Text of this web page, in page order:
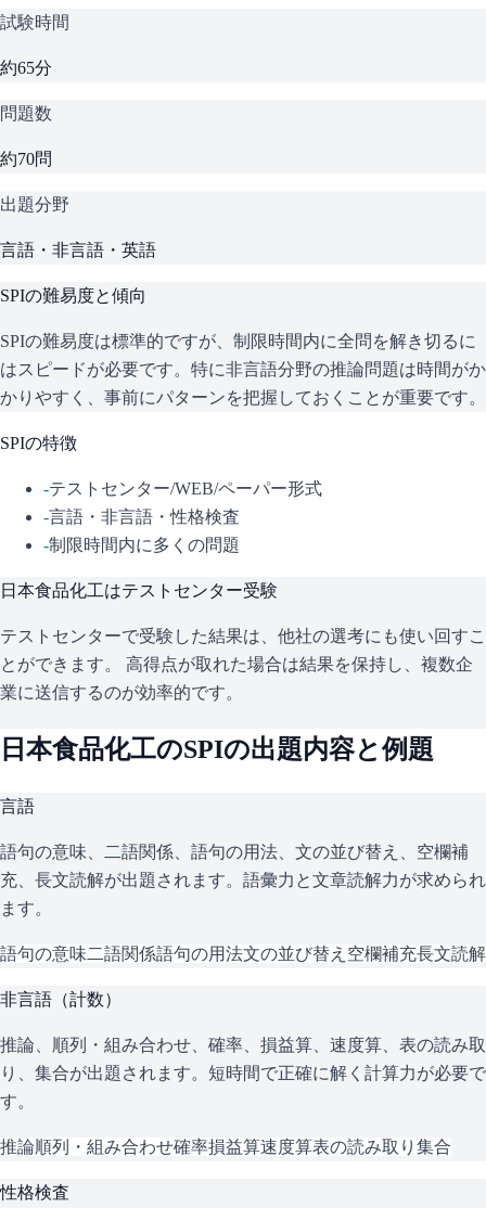
試験時間
約65分
問題数
約70問
出題分野
言語・非言語・英語
SPIの難易度と傾向
SPIの難易度は標準的ですが、制限時間内に全問を解き切るに
はスピードが必要です。特に非言語分野の推論問題は時間がか
かりやすく、事前にパターンを把握しておくことが重要です。
SPIの特徴
-テストセンター/WEB/ペーパー形式
-言語・非言語・性格検査
-制限時間内に多くの問題
日本食品化工はテストセンター受験
テストセンターで受験した結果は、他社の選考にも使い回すこ
とができます。 高得点が取れた場合は結果を保持し、複数企
業に送信するのが効率的です。
日本食品化工のSPIの出題内容と例題
言語
語句の意味、二語関係、語句の用法、文の並び替え、空欄補
充、長文読解が出題されます。語彙力と文章読解力が求められ
ます。
語句の意味二語関係語句の用法文の並び替え 空欄補充長文読解
非言語（計数）
推論、順列・組み合わせ、確率、損益算、速度算、表の読み取
り、集合が出題されます。短時間で正確に解く計算力が必要で
す。
推論順列・組み合わせ確率損益算速度算表の読み取り 集合
性格検査